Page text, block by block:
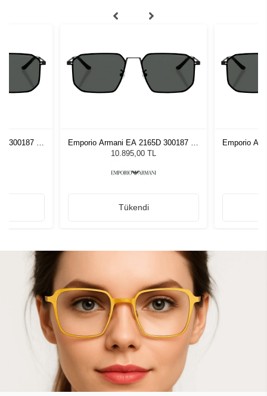
300187 58
Emporio Armani EA 2165D 300187 58
Unisex Güneş Gözlüğü
10.895,00 TL
Tükendi
Emporio